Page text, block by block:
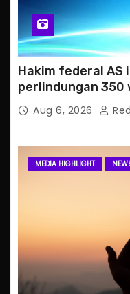
Hakim federal AS
perlindungan 350
Aug 6, 2026
MEDIA HIGHLIGHT